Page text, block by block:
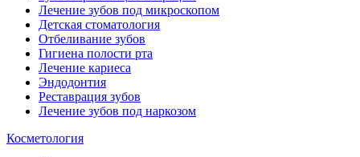
Лечение зубов под микроскопом
Детская стоматология
Отбеливание зубов
Гигиена полости рта
Лечение кариеса
Эндодонтия
Реставрация зубов
Лечение зубов под наркозом
Косметология